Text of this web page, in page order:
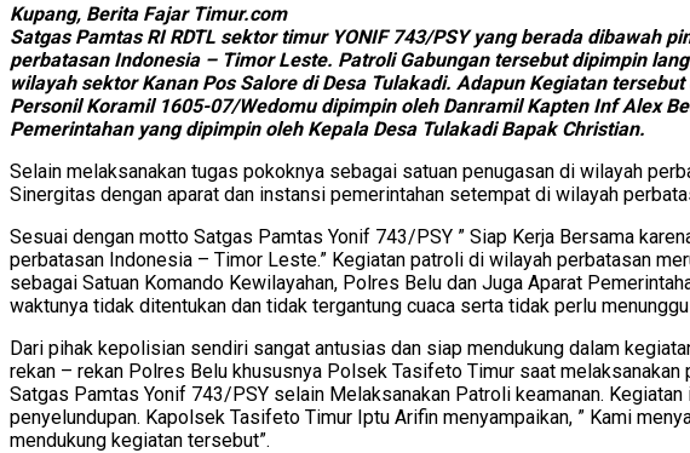
Kupang, Berita Fajar Timur.com
Satgas Pamtas RI RDTL sektor timur YONIF 743/PSY yang berada
perbatasan Indonesia – Timor Leste. Patroli Gabungan tersebut dipimpin
wilayah sektor Kanan Pos Salore di Desa Tulakadi. Adapun Kegiatan
Personil Koramil 1605-07/Wedomu dipimpin oleh Danramil Kapten Inf Alex
Pemerintahan yang dipimpin oleh Kepala Desa Tulakadi Bapak Christian.
Selain melaksanakan tugas pokoknya sebagai satuan penugasan di wilayah
Sinergitas dengan aparat dan instansi pemerintahan setempat di wilayah
Sesuai dengan motto Satgas Pamtas Yonif 743/PSY ” Siap Kerja Bersama
perbatasan Indonesia – Timor Leste.” Kegiatan patroli di wilayah perbatasan
sebagai Satuan Komando Kewilayahan, Polres Belu dan Juga Aparat
waktunya tidak ditentukan dan tidak tergantung cuaca serta tidak perlu
Dari pihak kepolisian sendiri sangat antusias dan siap mendukung dalam
rekan – rekan Polres Belu khususnya Polsek Tasifeto Timur saat
Satgas Pamtas Yonif 743/PSY selain Melaksanakan Patroli keamanan.
penyelundupan. Kapolsek Tasifeto Timur Iptu Arifin menyampaikan, ” Kami
mendukung kegiatan tersebut”.